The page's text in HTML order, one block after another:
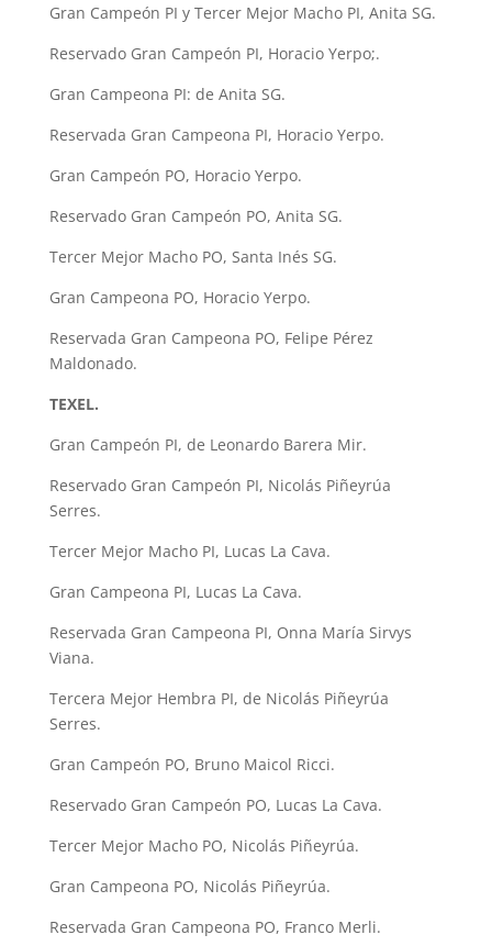
Gran Campeón PI y Tercer Mejor Macho PI, Anita SG.
Reservado Gran Campeón PI, Horacio Yerpo;.
Gran Campeona PI: de Anita SG.
Reservada Gran Campeona PI, Horacio Yerpo.
Gran Campeón PO, Horacio Yerpo.
Reservado Gran Campeón PO, Anita SG.
Tercer Mejor Macho PO, Santa Inés SG.
Gran Campeona PO, Horacio Yerpo.
Reservada Gran Campeona PO, Felipe Pérez
Maldonado.
TEXEL.
Gran Campeón PI, de Leonardo Barera Mir.
Reservado Gran Campeón PI, Nicolás Piñeyrúa
Serres.
Tercer Mejor Macho PI, Lucas La Cava.
Gran Campeona PI, Lucas La Cava.
Reservada Gran Campeona PI, Onna María Sirvys
Viana.
Tercera Mejor Hembra PI, de Nicolás Piñeyrúa
Serres.
Gran Campeón PO, Bruno Maicol Ricci.
Reservado Gran Campeón PO, Lucas La Cava.
Tercer Mejor Macho PO, Nicolás Piñeyrúa.
Gran Campeona PO, Nicolás Piñeyrúa.
Reservada Gran Campeona PO, Franco Merli.